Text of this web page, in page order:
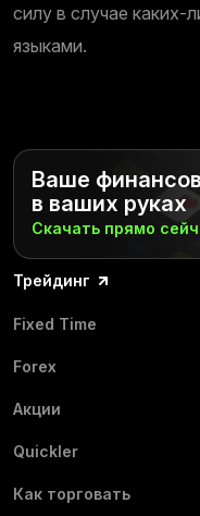
силу в случае
языками.
Ваше
в ваших руках
Скачать прямо
Трейдинг
Fixed Time
Forex
Акции
Quickler
Как торговать